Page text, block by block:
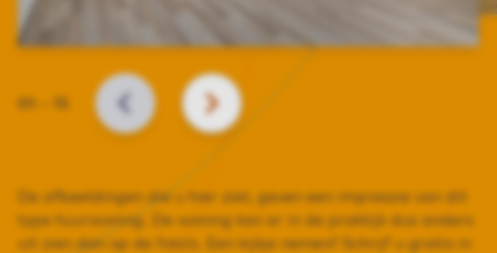
Slide
VORIGE VOLGENDE
De afbeeldingen die u hier ziet, geven een impressie van dit
type huurwoning. De woning kan er in de praktijk dus anders
uit zien dan op de foto’s. Een kijkje nemen? Schrijf u gratis in